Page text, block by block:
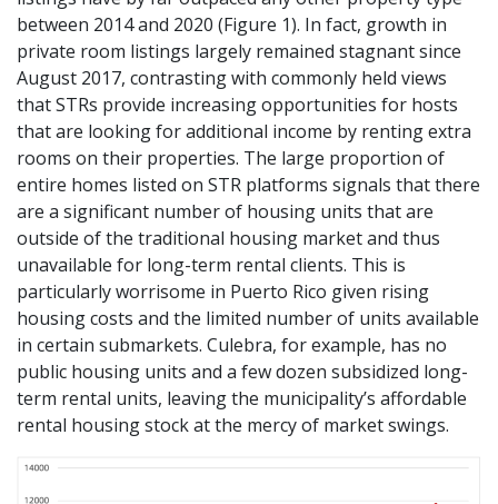
between 2014 and 2020 (Figure 1). In fact, growth in
private room listings largely remained stagnant since
August 2017, contrasting with commonly held views
that STRs provide increasing opportunities for hosts
that are looking for additional income by renting extra
rooms on their properties. The large proportion of
entire homes listed on STR platforms signals that there
are a significant number of housing units that are
outside of the traditional housing market and thus
unavailable for long-term rental clients. This is
particularly worrisome in Puerto Rico given rising
housing costs and the limited number of units available
in certain submarkets. Culebra, for example, has no
public housing units and a few dozen subsidized long-
term rental units, leaving the municipality’s affordable
rental housing stock at the mercy of market swings.